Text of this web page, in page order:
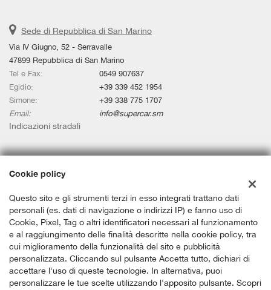
Sede di Repubblica di San Marino
Via IV Giugno, 52 - Serravalle
47899 Repubblica di San Marino
Tel e Fax:
0549 907637
Egidio:
+39 339 452 1954
Simone:
+39 338 775 1707
Email:
info@supercar.sm
Indicazioni stradali
Dati fiscali:
Via IV Giugno, 52 - Serravalle
C.F/P.IVA:SM 23255
Registro delle imprese:Repubblica di San Marino
Cookie policy
Questo sito e gli strumenti terzi in esso integrati trattano dati
personali (es. dati di navigazione o indirizzi IP) e fanno uso di
Cookie, Pixel, Tag o altri identificatori necessari al funzionamento
e al raggiungimento delle finalità descritte nella cookie policy, tra
cui miglioramento della funzionalità del sito e pubblicità
personalizzata. Cliccando sul pulsante Accetta tutto, dichiari di
accettare l'uso di queste tecnologie. In alternativa, puoi
personalizzare le tue scelte utilizzando l'apposito pulsante. Scopri